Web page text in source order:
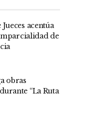
acentúa
de
obras
“La Ruta